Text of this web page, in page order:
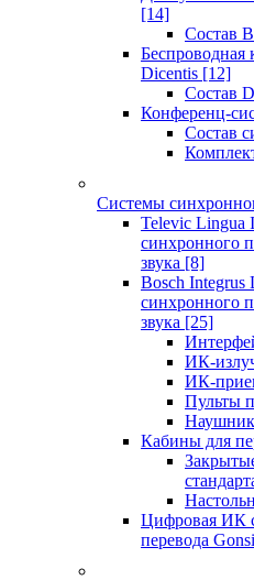
[14]
Состав
Беспроводная
Dicentis [12]
Состав
Конференц-
Состав
Системы
Televic Lingua
синхронного
звука [8]
Bosch Integrus
синхронного
звука [25]
ИК-
ИК-
Пульты
Кабины для
Цифровая ИК
перевода